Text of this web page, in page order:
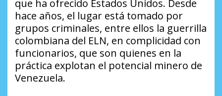
que ha ofrecido Estados Unidos. Desde
hace años, el lugar está tomado por
grupos criminales, entre ellos la guerrilla
colombiana del ELN, en complicidad con
funcionarios, que son quienes en la
práctica explotan el potencial minero de
Venezuela.